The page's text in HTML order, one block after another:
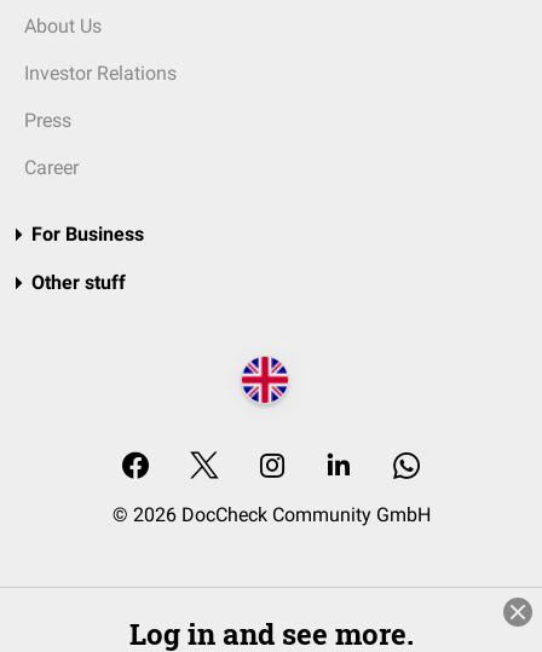
About Us
Investor Relations
Press
Career
For Business
Other stuff
© 2026 DocCheck Community GmbH
Log in and see more.